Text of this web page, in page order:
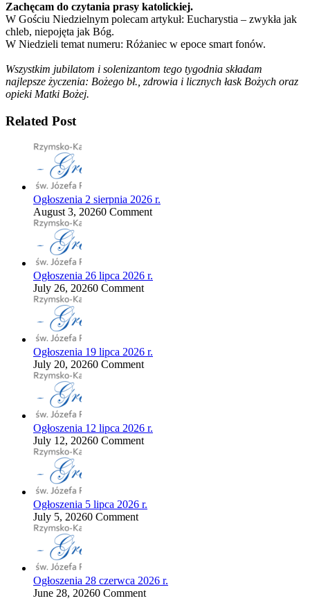
Zachęcam do czytania prasy katolickiej.
W Gościu Niedzielnym polecam artykuł: Eucharystia – zwykła jak
chleb, niepojęta jak Bóg.
W Niedzieli temat numeru: Różaniec w epoce smart fonów.
Wszystkim jubilatom i solenizantom tego tygodnia składam
najlepsze życzenia: Bożego bł., zdrowia i licznych łask Bożych oraz
opieki Matki Bożej.
Related Post
Ogłoszenia 2 sierpnia 2026 r.
August 3, 20260 Comment
Ogłoszenia 26 lipca 2026 r.
July 26, 20260 Comment
Ogłoszenia 19 lipca 2026 r.
July 20, 20260 Comment
Ogłoszenia 12 lipca 2026 r.
July 12, 20260 Comment
Ogłoszenia 5 lipca 2026 r.
July 5, 20260 Comment
Ogłoszenia 28 czerwca 2026 r.
June 28, 20260 Comment